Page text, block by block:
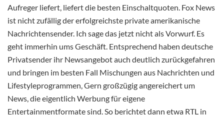
Aufreger liefert, liefert die besten Einschaltquoten. Fox News
ist nicht zufällig der erfolgreichste private amerikanische
Nachrichtensender. Ich sage das jetzt nicht als Vorwurf. Es
geht immerhin ums Geschäft. Entsprechend haben deutsche
Privatsender ihr Newsangebot auch deutlich zurückgefahren
und bringen im besten Fall Mischungen aus Nachrichten und
Lifestyleprogrammen, Gern großzügig angereichert um
News, die eigentlich Werbung für eigene
Entertainmentformate sind. So berichtet dann etwa RTL in